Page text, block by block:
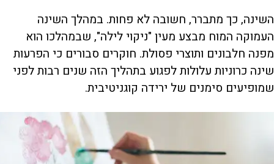
השינה, כך מתברר, חשובה לא פחות. במהלך השינה
העמוקה המוח מבצע מעין "ניקוי לילה", שבמהלכו הוא
מפנה חלבונים ותוצרי פסולת. חוקרים סבורים כי הפרעות
שינה כרוניות עלולות לפגוע בתהליך הזה שנים רבות לפני
שמופיעים סימנים של ירידה קוגניטיבית.